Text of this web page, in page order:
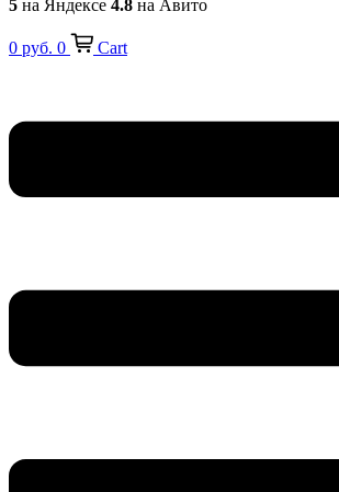
5 на Яндексе 4.8 на Авито
0 руб. 0 Cart